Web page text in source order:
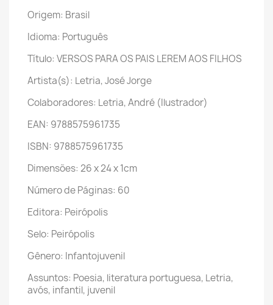
Origem: Brasil
Idioma: Português
Título: VERSOS PARA OS PAIS LEREM AOS FILHOS
Artista(s): Letria, José Jorge
Colaboradores: Letria, André (Ilustrador)
EAN: 9788575961735
ISBN: 9788575961735
Dimensões: 26 x 24 x 1cm
Número de Páginas: 60
Editora: Peirópolis
Selo: Peirópolis
Gênero: Infantojuvenil
Assuntos: Poesia, literatura portuguesa, Letria,
avós, infantil, juvenil